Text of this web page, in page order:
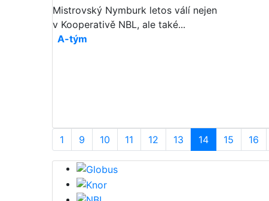
Mistrovský Nymburk letos válí nejen
v Kooperativě NBL, ale také...
A-tým
1 9 10 11 12 13 14 15 16